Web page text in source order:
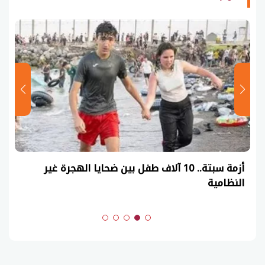
عاجل| نموذج حل امتحان أحياء ثانوية عامة 2026
(السنوات الماضية)